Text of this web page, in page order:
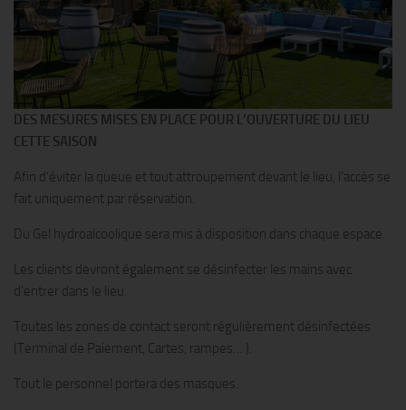
DES MESURES MISES EN PLACE POUR L’OUVERTURE DU LIEU
CETTE SAISON
Afin d’éviter la queue et tout attroupement devant le lieu, l’accès se
fait uniquement par réservation.
Du Gel hydroalcoolique sera mis à disposition dans chaque espace.
Les clients devront également se désinfecter les mains avec
d’entrer dans le lieu.
Toutes les zones de contact seront régulièrement désinfectées
(Terminal de Paiement, Cartes, rampes… ).
Tout le personnel portera des masques.